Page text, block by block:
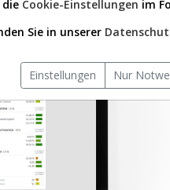
Cookie-Einstellungen im
Sie in unserer
Einstellungen Nur